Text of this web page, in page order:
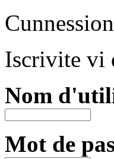
Iscrivite vi
Nom
Mot de